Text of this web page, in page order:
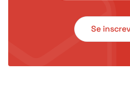
Se